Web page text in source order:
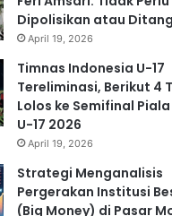
Dipolisikan atau
April 19, 2026
Timnas Indonesia U-17
Tereliminasi, Berikut 4
Lolos ke Semifinal Piala
U-17 2026
April 19, 2026
Strategi Menganalisis
Pergerakan Institusi
(Big Money) di Pasar